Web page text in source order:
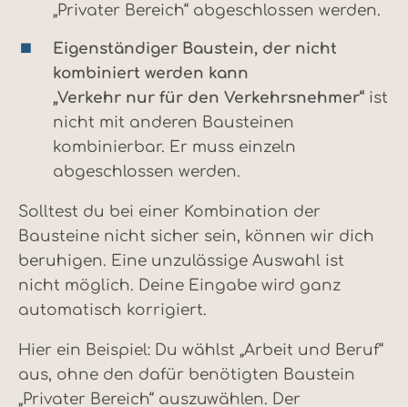
„Privater Bereich“ abgeschlossen werden.
Eigenständiger Baustein, der nicht
kombiniert werden kann
„Verkehr nur für den Verkehrsnehmer“ ist
nicht mit anderen Bausteinen
kombinierbar. Er muss einzeln
abgeschlossen werden.
Solltest du bei einer Kombination der
Bausteine nicht sicher sein, können wir dich
beruhigen. Eine unzulässige Auswahl ist
nicht möglich. Deine Eingabe wird ganz
automatisch korrigiert.
Hier ein Beispiel: Du wählst „Arbeit und Beruf“
aus, ohne den dafür benötigten Baustein
„Privater Bereich“ auszuwählen. Der